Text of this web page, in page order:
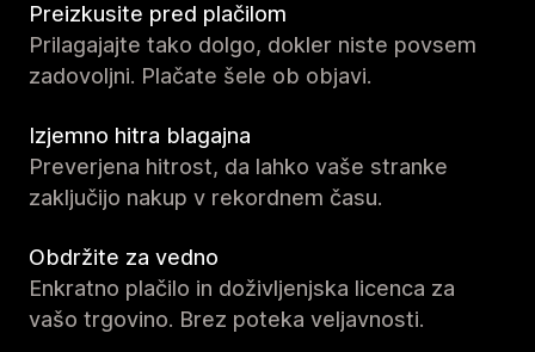
Preizkusite pred plačilom
Prilagajajte tako dolgo, dokler niste povsem
zadovoljni. Plačate šele ob objavi.
Izjemno hitra blagajna
Preverjena hitrost, da lahko vaše stranke
zaključijo nakup v rekordnem času.
Obdržite za vedno
Enkratno plačilo in doživljenjska licenca za
vašo trgovino. Brez poteka veljavnosti.